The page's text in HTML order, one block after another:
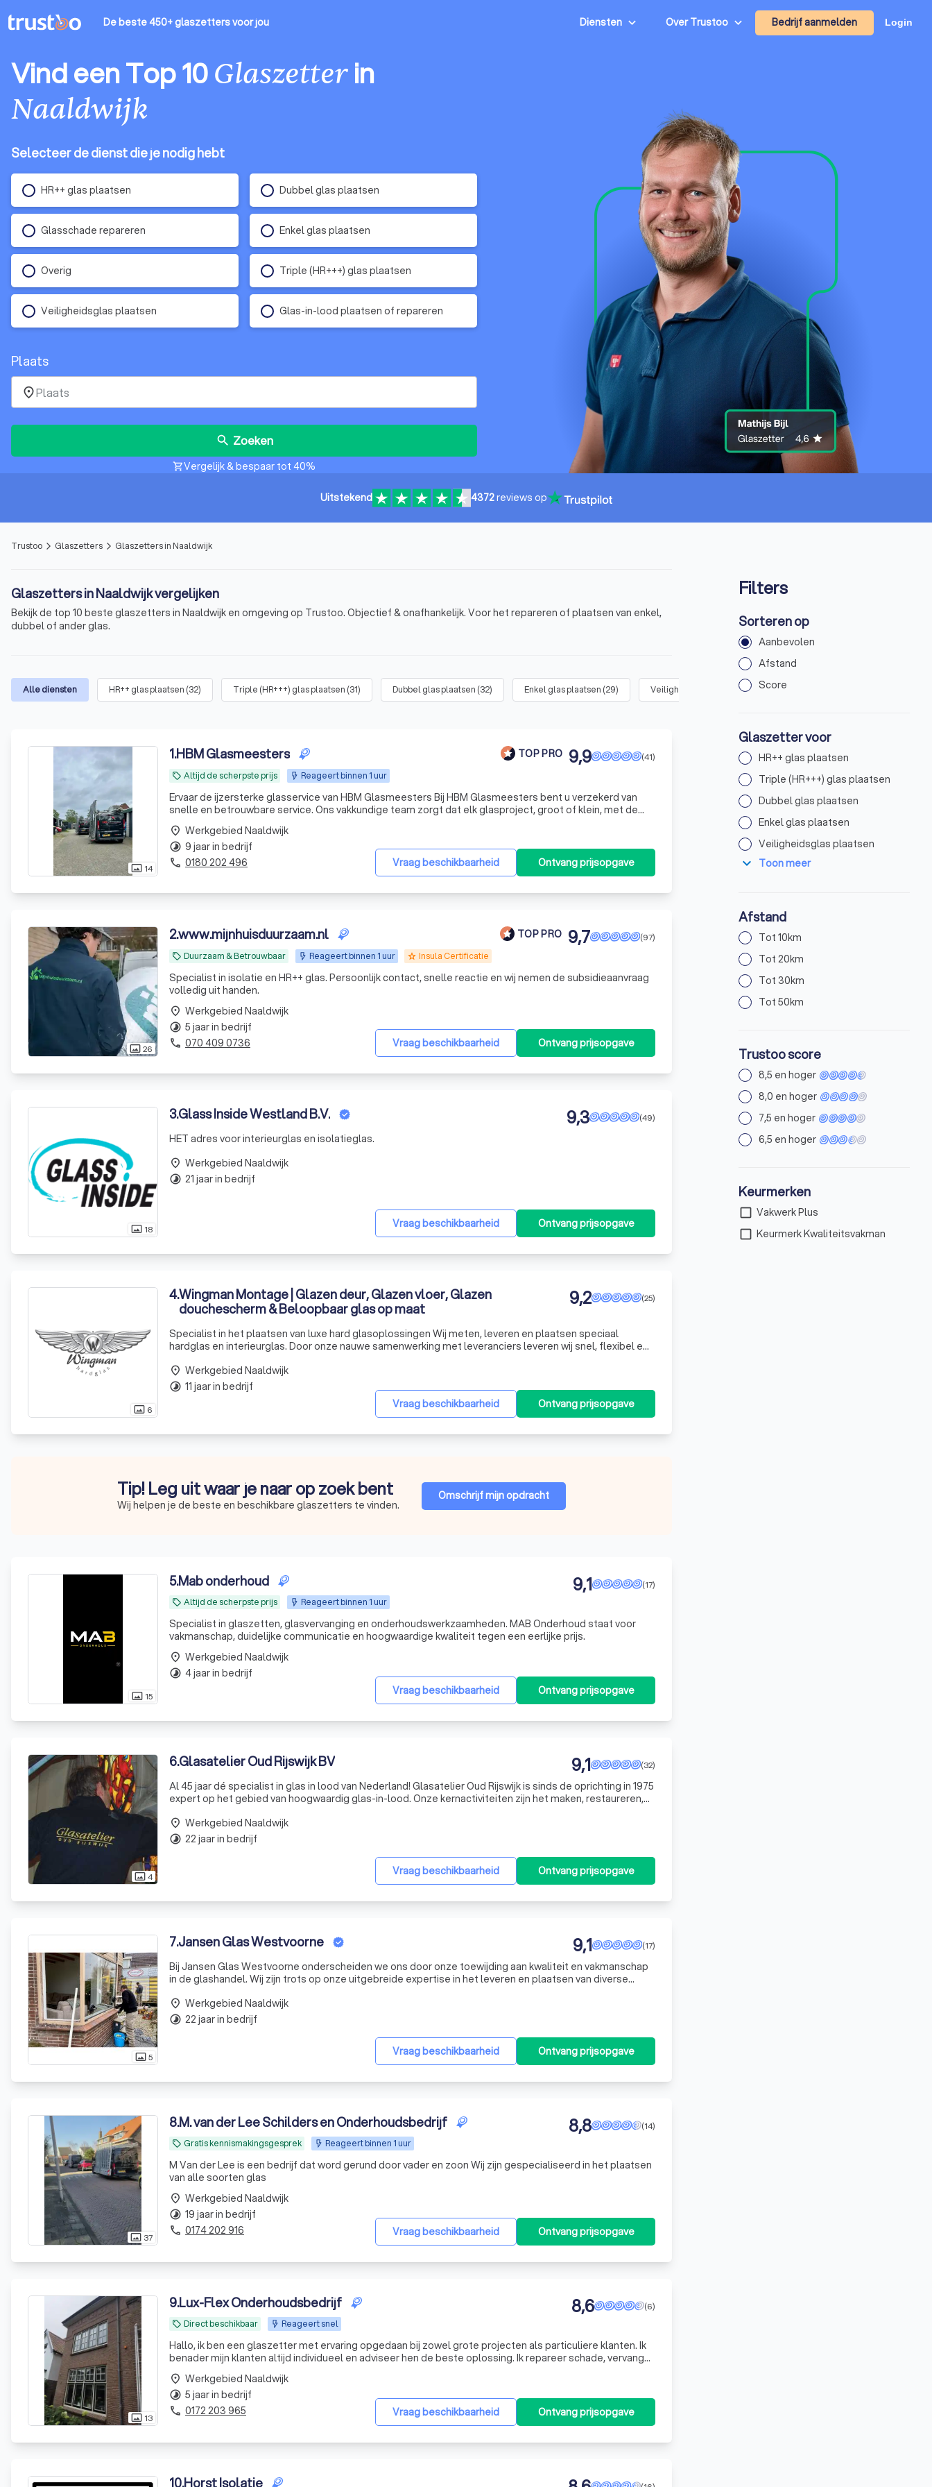
De beste 450+ glaszettersvoor jou Diensten Over Trustoo Bedrijf aanmelden Login
Vind een Top 10Glaszetterin
Naaldwijk
Selecteer de dienst die je nodig hebt
HR++ glas plaatsen Dubbel glas plaatsen
Glasschade repareren Enkel glas plaatsen
Overig Triple (HR+++) glas plaatsen
Veiligheidsglas plaatsen Glas-in-lood plaatsen of repareren
Plaats
place
search Zoeken
shopping_cartVergelijk & bespaar tot 40%
Uitstekend 4372reviews op
Trustoo arrow_forward_ios Glaszetters arrow_forward_ios Glaszetters in Naaldwijk
Glaszetters in Naaldwijk vergelijken
Bekijk de top 10 beste glaszetters in Naaldwijk en omgeving op Trustoo. Objectief & onafhankelijk. Voor het repareren of plaatsen van enkel,
dubbel of ander glas.
Alle diensten HR++ glas plaatsen (32) Triple (HR+++) glas plaatsen (31) Dubbel glas plaatsen (32) Enkel glas plaatsen (29) Veiligheidsglas plaatsen( 30)
photo_size_select_actual 14
1.HBM Glasmeesters TOP PRO
local_offer Altijd de scherpste prijs Reageert binnen 1 uur
(41)
9,9
Ervaar de ijzersterke glasservice van HBM Glasmeesters Bij HBM Glasmeesters bent u verzekerd van
snelle en betrouwbare service. Ons vakkundige team zorgt dat elk glasproject, groot of klein, met de
hoogste precisie wordt uitgevoerd. Van glaszetten en vervangen tot duurzame oplossingen voor uw
woning
Vraag beschikbaarheid
Ontvang prijsopgave
place Werkgebied Naaldwijk
timelapse 9 jaar in bedrijf
phone 0180 202 496
photo_size_select_actual26
2.www.mijnhuisduurzaam.nl TOP PRO
local_offer Duurzaam & Betrouwbaar Reageert binnen 1 uur grade Insula Certificatie
(97)
9,7
Specialist in isolatie en HR++ glas. Persoonlijk contact, snelle reactie en wij nemen de subsidieaanvraag
volledig uit handen.
Vraag beschikbaarheid Ontvang prijsopgave
place Werkgebied Naaldwijk
timelapse 5 jaar in bedrijf
phone 070 409 0736
photo_size_select_actual 18
3.Glass Inside Westland B.V. (49)
9,3
HET adres voor interieurglas en isolatieglas.
Vraag beschikbaarheid Ontvang prijsopgave
place Werkgebied Naaldwijk
timelapse 21 jaar in bedrijf
photo_size_select_actual 6
4.Wingman Montage | Glazen deur, Glazen vloer, Glazen
douchescherm & Beloopbaar glas op maat
(25)
9,2
Specialist in het plaatsen van luxe hard glasoplossingen Wij meten, leveren en plaatsen speciaal
hardglas en interieurglas. Door onze nauwe samenwerking met leveranciers leveren wij snel, flexibel en
Vraag beschikbaarheid Ontvang prijsopgave
place Werkgebied Naaldwijk
timelapse 11 jaar in bedrijf
Tip! Leg uit waar je naar op zoek bent
Wij helpen je de beste en beschikbare glaszetters te vinden.
Omschrijf mijn opdracht
photo_size_select_actual 15
5.Mab onderhoud
local_offer Altijd de scherpste prijs Reageert binnen 1 uur
(17)
9,1
Specialist in glaszetten, glasvervanging en onderhoudswerkzaamheden. MAB Onderhoud staat voor
vakmanschap, duidelijke communicatie en hoogwaardige kwaliteit tegen een eerlijke prijs.
Vraag beschikbaarheid Ontvang prijsopgave
place Werkgebied Naaldwijk
timelapse 4 jaar in bedrijf
photo_size_select_actual4
6.Glasatelier Oud Rijswijk BV (32)
9,1
Al 45 jaar dé specialist in glas in lood van Nederland! Glasatelier Oud Rijswijk is sinds de oprichting in 1975
expert op het gebied van hoogwaardig glas-in-lood. Onze kernactiviteiten zijn het maken, restaureren,
Vraag beschikbaarheid Ontvang prijsopgave
place Werkgebied Naaldwijk
timelapse 22 jaar in bedrijf
photo_size_select_actual5
7.Jansen Glas Westvoorne (17)
9,1
Bij Jansen Glas Westvoorne onderscheiden we ons door onze toewijding aan kwaliteit en vakmanschap
in de glashandel. Wij zijn trots op onze uitgebreide expertise in het leveren en plaatsen van diverse
Vraag beschikbaarheid Ontvang prijsopgave
place Werkgebied Naaldwijk
timelapse 22 jaar in bedrijf
photo_size_select_actual 37
8.M. van der Lee Schilders en Onderhoudsbedrijf
local_offer Gratis kennismakingsgesprek Reageert binnen 1 uur
(14)
8,8
M Van der Lee is een bedrijf dat word gerund door vader en zoon Wij zijn gespecialiseerd in het plaatsen
van alle soorten glas
Vraag beschikbaarheid Ontvang prijsopgave
place Werkgebied Naaldwijk
timelapse 19 jaar in bedrijf
phone 0174 202 916
photo_size_select_actual 13
9.Lux-Flex Onderhoudsbedrijf
local_offer Direct beschikbaar Reageert snel
(6)
8,6
Hallo, ik ben een glaszetter met ervaring opgedaan bij zowel grote projecten als particuliere klanten. Ik
benader mijn klanten altijd individueel en adviseer hen de beste oplossing. Ik repareer schade, vervang
HR++ en HR+++ glas en andere glassoorten. Snelle vervanging is mogelijk binnen 24 uur. Ik
Vraag beschikbaarheid Ontvang prijsopgave
place Werkgebied Naaldwijk
timelapse 5 jaar in bedrijf
phone 0172 203 965
10.Horst Isolatie
Filters
Sorteren op
Aanbevolen
Afstand
Score
Glaszetter voor
HR++ glas plaatsen
Triple (HR+++) glas plaatsen
Dubbel glas plaatsen
Enkel glas plaatsen
Veiligheidsglas plaatsen
expand_more Toon meer
Afstand
Tot 10km
Tot 20km
Tot 30km
Tot 50km
Trustoo score
8,5 en hoger
8,0 en hoger
7,5 en hoger
6,5 en hoger
Keurmerken
check_box_outline_blank Vakwerk Plus
check_box_outline_blank Keurmerk Kwaliteitsvakman